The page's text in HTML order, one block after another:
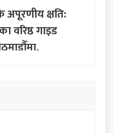
अपूरणीय क्षति:
वरिष्ठ गाइड
हुँदा १ जनाको